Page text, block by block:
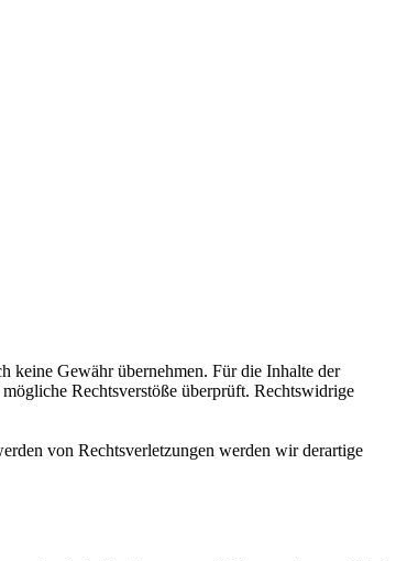
keine Gewähr übernehmen. Für die Inhalte der
Rechtsverstöße überprüft. Rechtswidrige
von Rechtsverletzungen werden wir derartige